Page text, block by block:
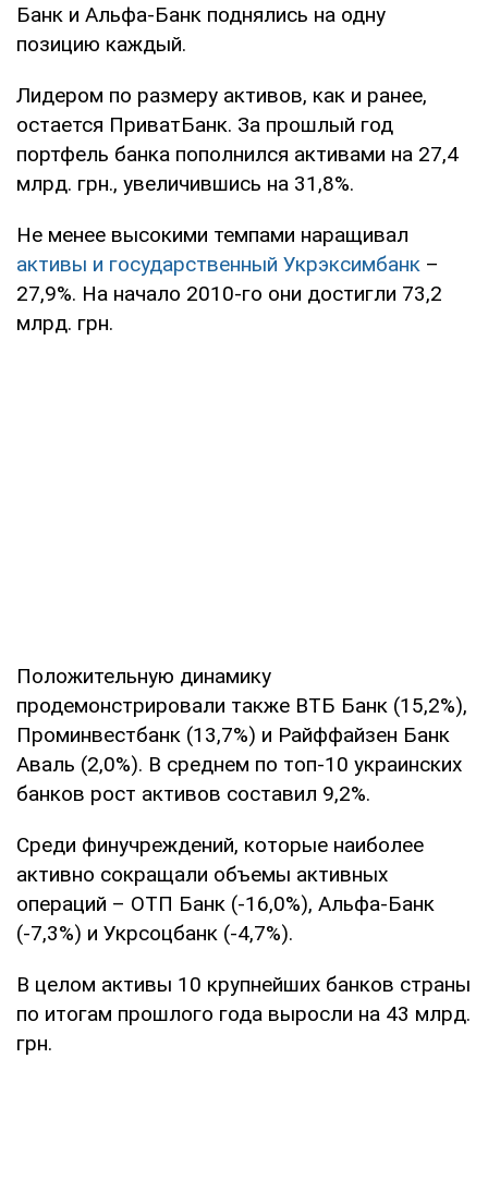
Банк и Альфа-Банк поднялись на одну
позицию каждый.
Лидером по размеру активов, как и ранее,
остается ПриватБанк. За прошлый год
портфель банка пополнился активами на 27,4
млрд. грн., увеличившись на 31,8%.
Не менее высокими темпами наращивал
активы и государственный Укрэксимбанк –
27,9%. На начало 2010-го они достигли 73,2
млрд. грн.
Положительную динамику
продемонстрировали также ВТБ Банк (15,2%),
Проминвестбанк (13,7%) и Райффайзен Банк
Аваль (2,0%). В среднем по топ-10 украинских
банков рост активов составил 9,2%.
Среди финучреждений, которые наиболее
активно сокращали объемы активных
операций – ОТП Банк (-16,0%), Альфа-Банк
(-7,3%) и Укрсоцбанк (-4,7%).
В целом активы 10 крупнейших банков страны
по итогам прошлого года выросли на 43 млрд.
грн.